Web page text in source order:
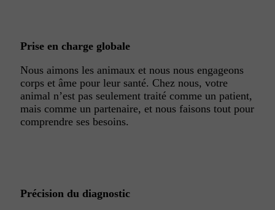
Prise en charge globale
Nous aimons les animaux et nous nous engageons
corps et âme pour leur santé. Chez nous, votre
animal n’est pas seulement traité comme un patient,
mais comme un partenaire, et nous faisons tout pour
comprendre ses besoins.
Précision du diagnostic